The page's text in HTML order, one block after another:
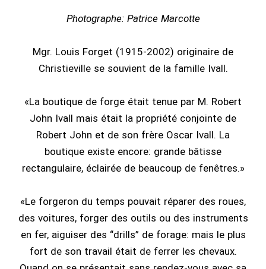
Photographe: Patrice Marcotte
Mgr. Louis Forget (1915-2002) originaire de
Christieville se souvient de la famille Ivall.
«La boutique de forge était tenue par M. Robert
John Ivall mais était la propriété conjointe de
Robert John et de son frère Oscar Ivall. La
boutique existe encore: grande bâtisse
rectangulaire, éclairée de beaucoup de fenêtres.»
«Le forgeron du temps pouvait réparer des roues,
des voitures, forger des outils ou des instruments
en fer, aiguiser des “drills” de forage: mais le plus
fort de son travail était de ferrer les chevaux.